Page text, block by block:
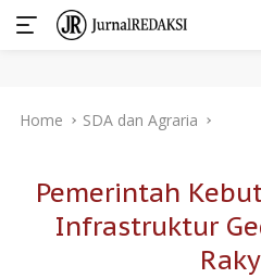
Home SDA dan Agraria
Pemerintah
Infrastruktur